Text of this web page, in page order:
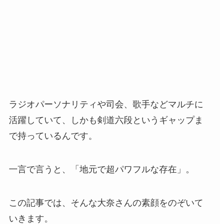
ラジオパーソナリティや司会、歌手などマルチに
活躍していて、しかも剣道六段というギャップま
で持っているんです。
一言で言うと、「地元で超パワフルな存在」。
この記事では、そんな大奈さんの素顔をのぞいて
いきます。